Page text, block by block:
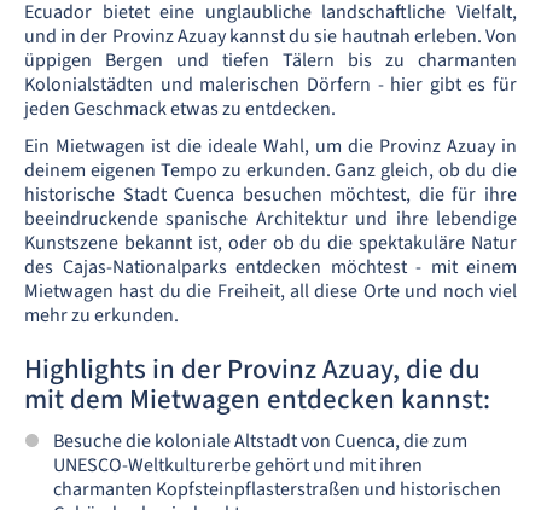
Ecuador bietet eine unglaubliche landschaftliche Vielfalt,
und in der Provinz Azuay kannst du sie hautnah erleben. Von
üppigen Bergen und tiefen Tälern bis zu charmanten
Kolonialstädten und malerischen Dörfern - hier gibt es für
jeden Geschmack etwas zu entdecken.
Ein Mietwagen ist die ideale Wahl, um die Provinz Azuay in
deinem eigenen Tempo zu erkunden. Ganz gleich, ob du die
historische Stadt Cuenca besuchen möchtest, die für ihre
beeindruckende spanische Architektur und ihre lebendige
Kunstszene bekannt ist, oder ob du die spektakuläre Natur
des Cajas-Nationalparks entdecken möchtest - mit einem
Mietwagen hast du die Freiheit, all diese Orte und noch viel
mehr zu erkunden.
Highlights in der Provinz Azuay, die du
mit dem Mietwagen entdecken kannst:
Besuche die koloniale Altstadt von Cuenca, die zum
UNESCO-Weltkulturerbe gehört und mit ihren
charmanten Kopfsteinpflasterstraßen und historischen